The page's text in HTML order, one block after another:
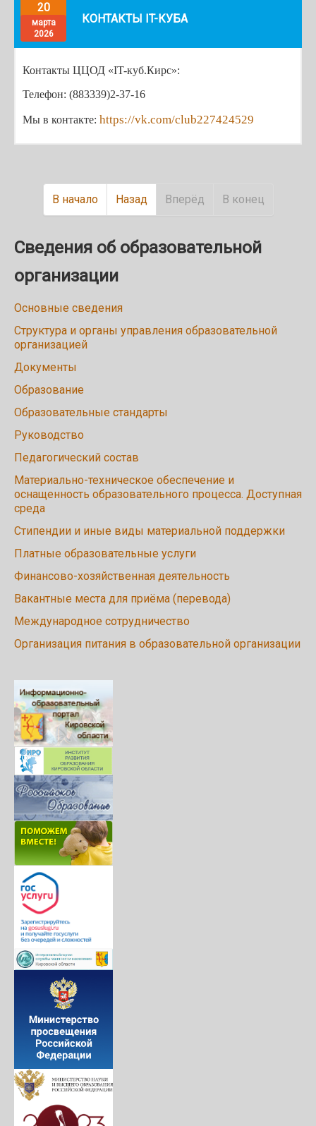
20
марта
2026
КОНТАКТЫ IT-КУБА
Контакты ЦЦОД «IT-куб.Кирс»:
Телефон: (883339)2-37-16
Мы в контакте: https://vk.com/club227424529
В начало Назад Вперёд В конец
Сведения об образовательной
организации
Основные сведения
Структура и органы управления образовательной
организацией
Документы
Образование
Образовательные стандарты
Руководство
Педагогический состав
Материально-техническое обеспечение и
оснащенность образовательного процесса. Доступная
среда
Стипендии и иные виды материальной поддержки
Платные образовательные услуги
Финансово-хозяйственная деятельность
Вакантные места для приёма (перевода)
Международное сотрудничество
Организация питания в образовательной организации